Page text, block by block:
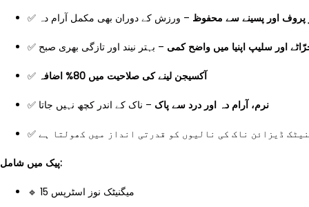
✅ پروف اور پسینے سے محفوظ – ورزش کے دوران بھی مکمل آرام دہ
✅ اور سلیپ اپنیا میں واضح کمی – بہتر نیند اور تازگی بھری صبح
✅ آکسیجن لینے کی صلاحیت میں 80% اضافہ
✅ نرم، آرام دہ اور درد سے پاک – ناک کے اندر کچھ نہیں جاتا
✅ ڈیزائن ناک کی نالیوں کو قدرتی انداز میں کھولتا ہے
پیک میں شامل:
🔹 15 میگنیٹک نوز اسٹرپس